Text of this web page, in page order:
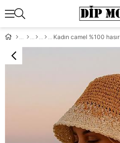
Kadın camel %100